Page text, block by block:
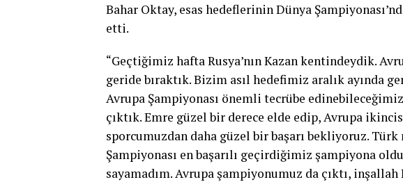
Bahar Oktay, esas hedeflerinin Dünya
etti.
“Geçtiğimiz hafta Rusya’nın Kazan kentindeydik.
geride bıraktık. Bizim asıl hedefimiz aralık ayında
Avrupa Şampiyonası önemli tecrübe
çıktık. Emre güzel bir derece elde edip, Avrupa
sporcumuzdan daha güzel bir başarı bekliyoruz.
Şampiyonası en başarılı geçirdiğimiz şampiyona
sayamadım. Avrupa şampiyonumuz da çıktı, inşallah